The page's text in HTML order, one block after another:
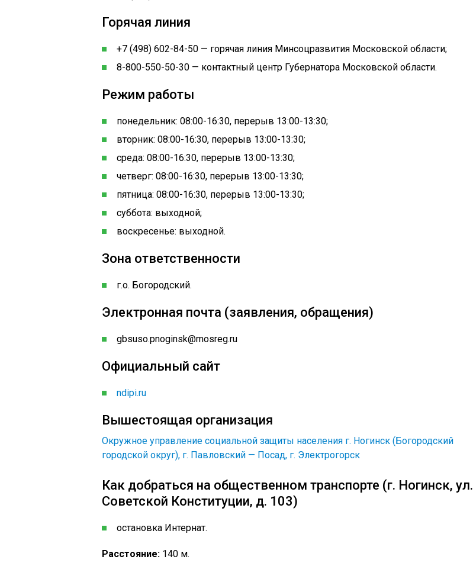
Горячая линия
+7 (498) 602-84-50 — горячая линия Минсоцразвития Московской области;
8-800-550-50-30 — контактный центр Губернатора Московской области.
Режим работы
понедельник: 08:00-16:30, перерыв 13:00-13:30;
вторник: 08:00-16:30, перерыв 13:00-13:30;
среда: 08:00-16:30, перерыв 13:00-13:30;
четверг: 08:00-16:30, перерыв 13:00-13:30;
пятница: 08:00-16:30, перерыв 13:00-13:30;
суббота: выходной;
воскресенье: выходной.
Зона ответственности
г.о. Богородский.
Электронная почта (заявления, обращения)
gbsuso.pnoginsk@mosreg.ru
Официальный сайт
ndipi.ru
Вышестоящая организация
Окружное управление социальной защиты населения г. Ногинск (Богородский
городской округ), г. Павловский — Посад, г. Электрогорск
Как добраться на общественном транспорте (г. Ногинск, ул.
Советской Конституции, д. 103)
остановка Интернат.
Расстояние: 140 м.